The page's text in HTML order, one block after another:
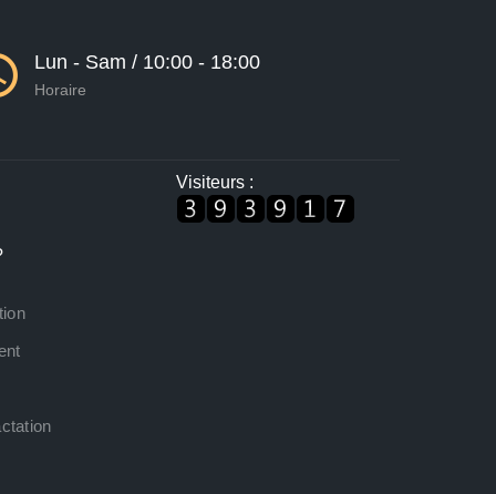
Lun - Sam / 10:00 - 18:00
Horaire
Visiteurs :